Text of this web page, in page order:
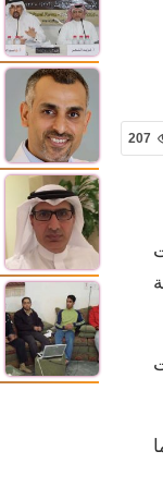
207
وما